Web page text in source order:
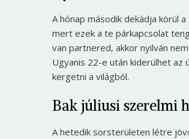
A hónap második dekádja körül
mert ezek a te párkapcsolat
van partnered, akkor nyilván
Ugyanis 22-e után kiderülhet
kergetni a világból.
Bak júliusi szerelmi
A hetedik sorsterületen létre